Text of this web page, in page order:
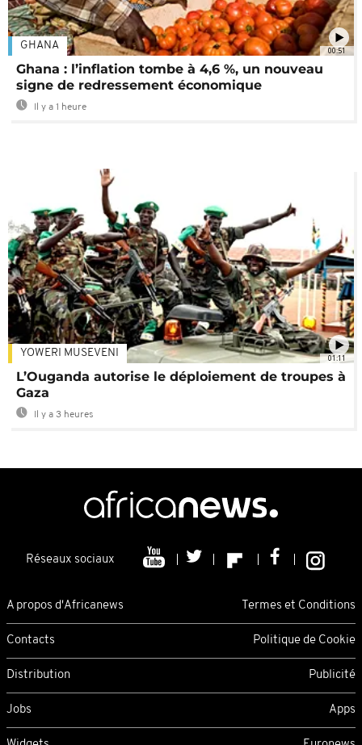
00:51
GHANA
Ghana : l’inflation tombe à 4,6 %, un nouveau
signe de redressement économique
Il y a 1 heure
01:11
YOWERI MUSEVENI
L’Ouganda autorise le déploiement de troupes à
Gaza
Il y a 3 heures
Réseaux sociaux
A propos d'Africanews Termes et Conditions
Contacts Politique de Cookie
Distribution Publicité
Jobs Apps